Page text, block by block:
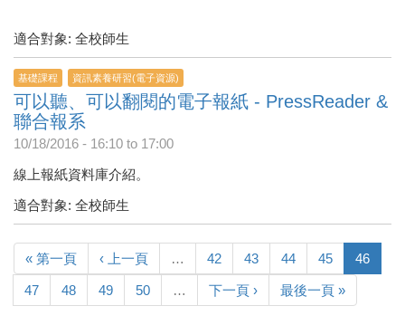
適合對象: 全校師生
基礎課程 資訊素養研習(電子資源)
可以聽、可以翻閱的電子報紙 - PressReader &
聯合報系
10/18/2016 - 16:10 to 17:00
線上報紙資料庫介紹。
適合對象: 全校師生
« 第一頁 ‹ 上一頁 … 42 43 44 45 46
47 48 49 50 … 下一頁 › 最後一頁 »